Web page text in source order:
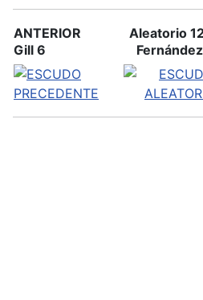
ANTERIOR
Gill 6
Aleatorio